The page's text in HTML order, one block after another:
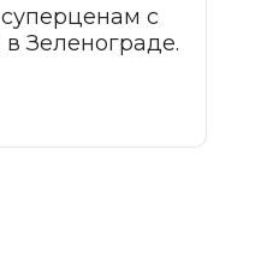
с
Зеленограде.